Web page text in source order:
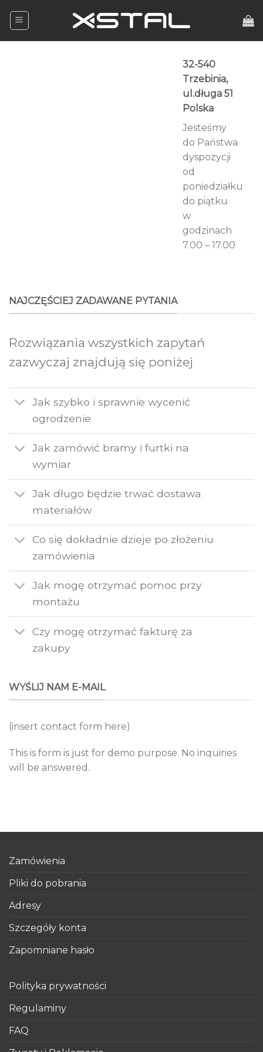
32-540
Trzebinia,
ul.długa 51
Polska
Jesteśmy
do Państwa
dyspozycji
od
poniedziałku
do piątku
w
godzinach
7.00 – 17.00
NAJCZĘŚCIEJ ZADAWANE PYTANIA
Rozwiązania wszystkich zapytań
zazwyczaj znajdują się poniżej
Jak szybko i sprawnie wycenić
ogrodzenie
Jak zamówić bramy i furtki na
wymiar
Jak długo będzie trwać dostawa
materiałów
Co się dokładnie dzieje po złożeniu
zamówienia
Jak mogę otrzymać pomoc przy
montażu
Czy mogę otrzymać fakturę za
zakupy
WYŚLIJ NAM E-MAIL
(insert contact form here)
This is form is just for demo purpose. No inquiries
will be answered.
Zamówienia
Pliki do pobrania
Adresy
Szczegóły konta
Zapomniane hasło
Polityka prywatności
Regulaminy
FAQ